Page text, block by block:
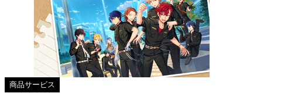
商品サービス